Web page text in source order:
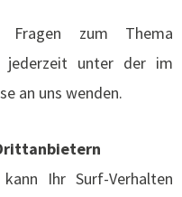
zum Thema
jederzeit unter der im
an uns wenden.
Ihr Surf-Verhalten